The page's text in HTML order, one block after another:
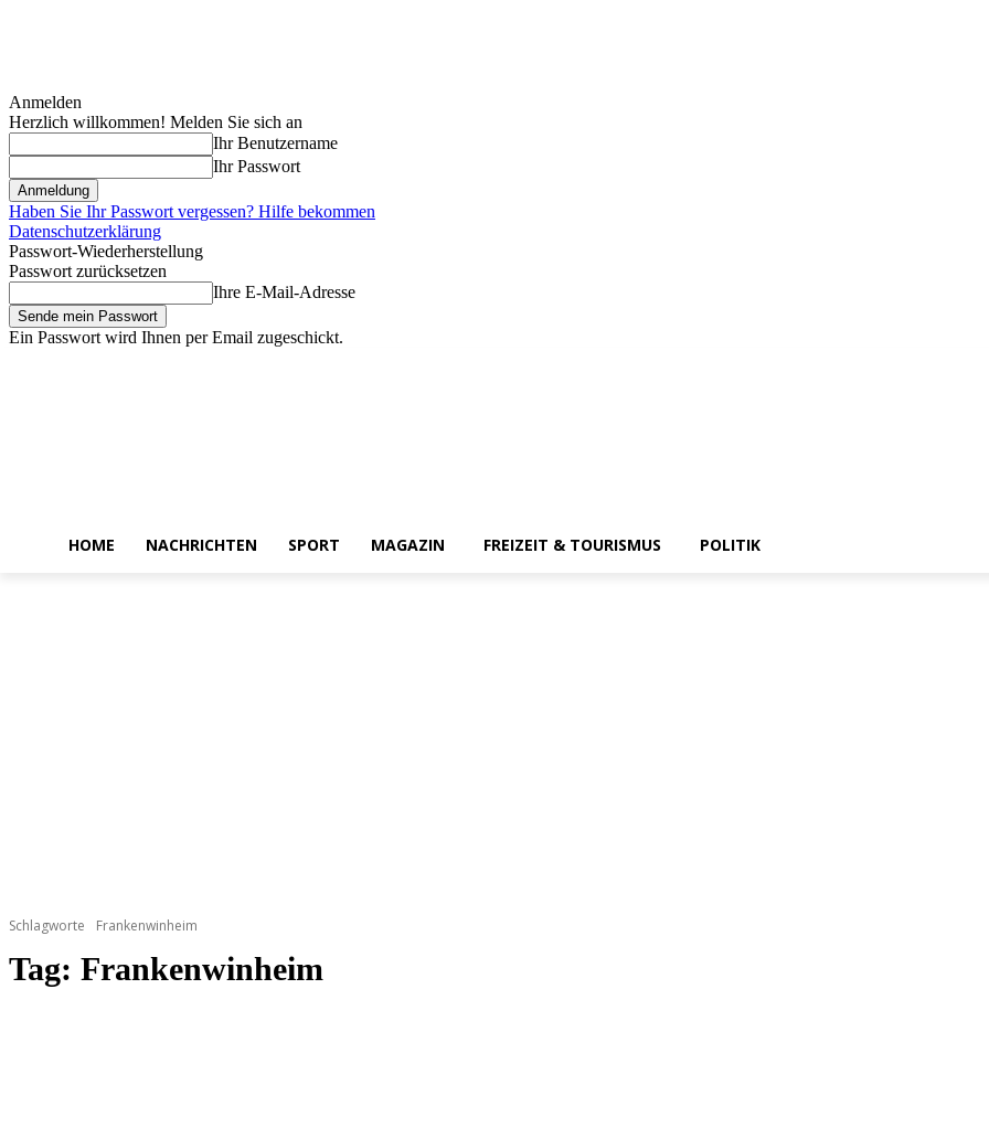
Anmelden
Herzlich willkommen! Melden Sie sich an
Ihr Benutzername
Ihr Passwort
Haben Sie Ihr Passwort vergessen? Hilfe bekommen
Datenschutzerklärung
Passwort-Wiederherstellung
Passwort zurücksetzen
Ihre E-Mail-Adresse
Ein Passwort wird Ihnen per Email zugeschickt.
HOME NACHRICHTEN SPORT MAGAZIN FREIZEIT & TOURISMUS POLITIK
Schlagworte Frankenwinheim
Tag: Frankenwinheim